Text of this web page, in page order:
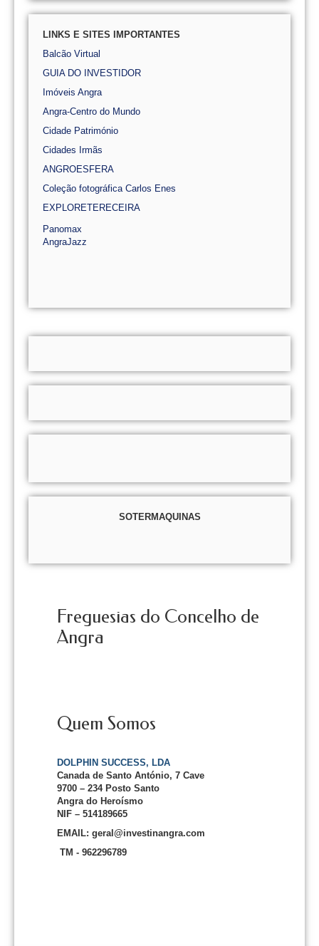
LINKS E SITES IMPORTANTES
Balcão Virtual
GUIA DO INVESTIDOR
Imóveis Angra
Angra-Centro do Mundo
Cidade Património
Cidades Irmãs
ANGROESFERA
Coleção fotográfica Carlos Enes
EXPLORETERECEIRA
Panomax
AngraJazz
SOTERMAQUINAS
Freguesias do Concelho de
Angra
Quem Somos
DOLPHIN SUCCESS, LDA
Canada de Santo António, 7 Cave
9700 – 234 Posto Santo
Angra do Heroísmo
NIF – 514189665
EMAIL: geral@investinangra.com
TM - 962296789